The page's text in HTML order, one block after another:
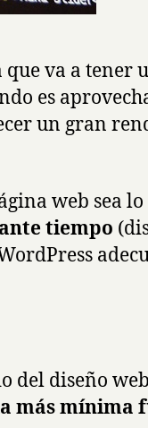
va a tener
es
un gran
web sea
tiempo
del diseño
más mínima